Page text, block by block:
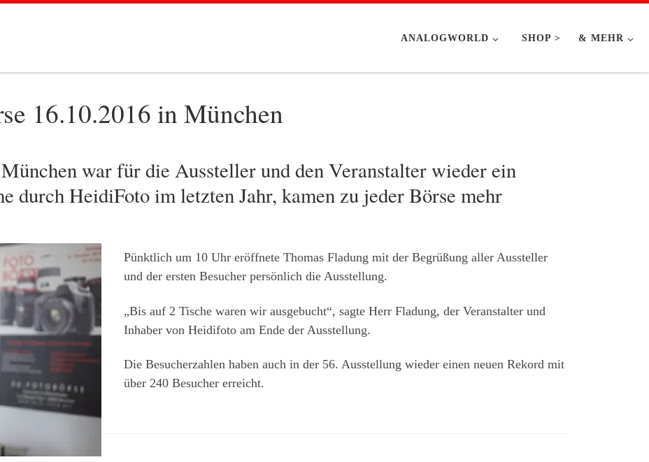
ANALOGWORLD SHOP > & MEHR
16.10.2016 in München
war für die Aussteller und den Veranstalter wieder ein
durch HeidiFoto im letzten Jahr, kamen zu jeder Börse mehr
Pünktlich um 10 Uhr eröffnete Thomas Fladung mit der Begrüßung aller Aussteller
und der ersten Besucher persönlich die Ausstellung.
„Bis auf 2 Tische waren wir ausgebucht“, sagte Herr Fladung, der Veranstalter und
Inhaber von Heidifoto am Ende der Ausstellung.
Die Besucherzahlen haben auch in der 56. Ausstellung wieder einen neuen Rekord mit
über 240 Besucher erreicht.